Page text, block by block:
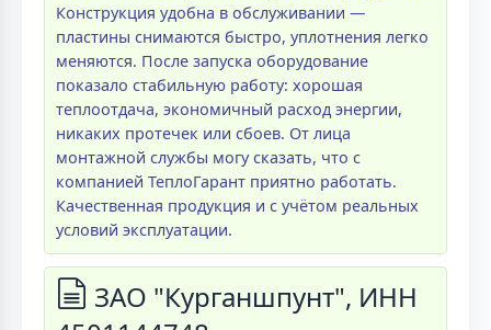
Конструкция удобна в обслуживании —
пластины снимаются быстро, уплотнения легко
меняются. После запуска оборудование
показало стабильную работу: хорошая
теплоотдача, экономичный расход энергии,
никаких протечек или сбоев. От лица
монтажной службы могу сказать, что с
компанией ТеплоГарант приятно работать.
Качественная продукция и с учётом реальных
условий эксплуатации.
ЗАО "Курганшпунт", ИНН